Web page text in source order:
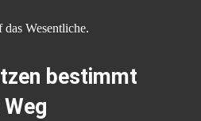
Wesentliche.
bestimmt